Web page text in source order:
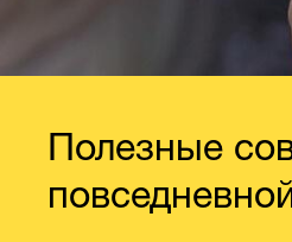
Полезные